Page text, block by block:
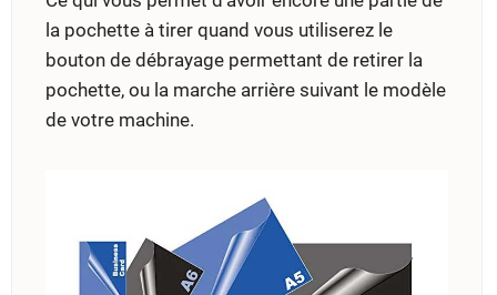
la pochette à tirer quand vous utiliserez le
bouton de débrayage permettant de retirer la
pochette, ou la marche arrière suivant le modèle
de votre machine.